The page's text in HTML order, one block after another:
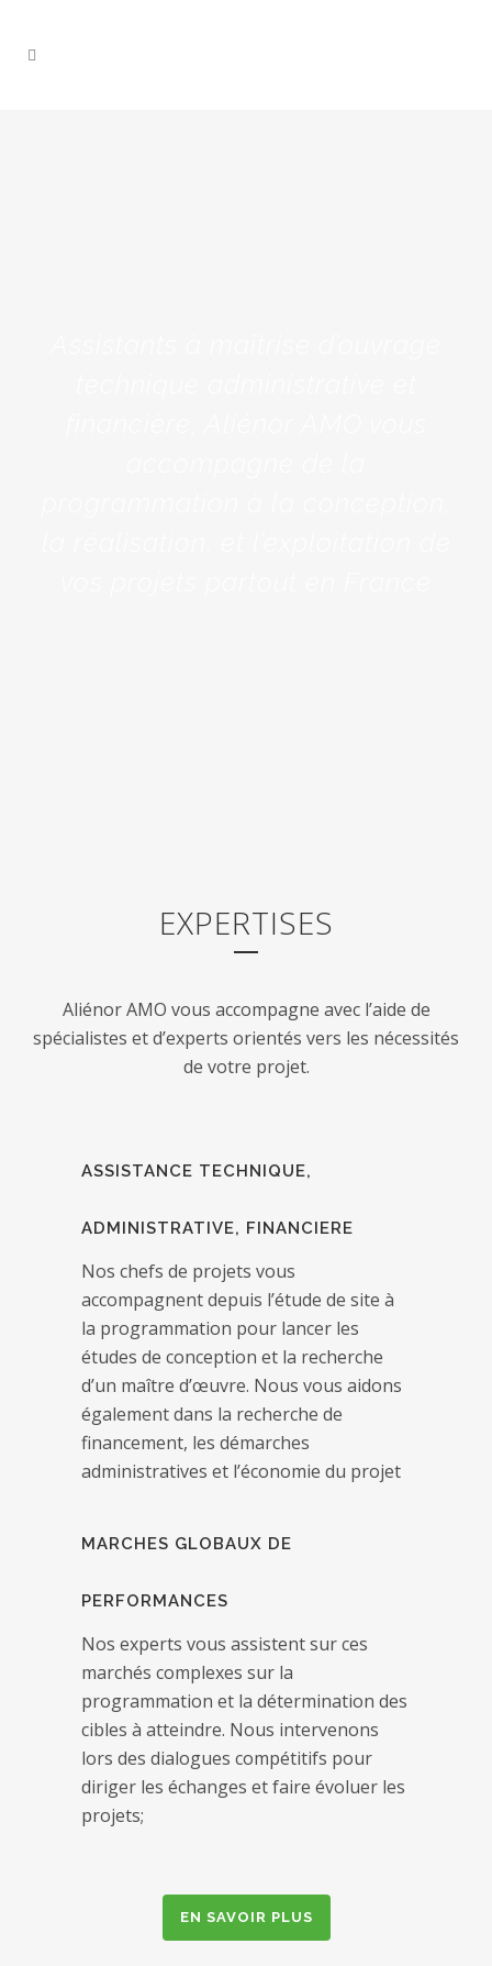
EXPERTISES
Aliénor AMO vous accompagne avec l’aide de
spécialistes et d’experts orientés vers les nécessités
de votre projet.
ASSISTANCE TECHNIQUE,
ADMINISTRATIVE, FINANCIERE
Nos chefs de projets vous
accompagnent depuis l’étude de site à
la programmation pour lancer les
études de conception et la recherche
d’un maître d’œuvre. Nous vous aidons
également dans la recherche de
financement, les démarches
administratives et l’économie du projet
MARCHES GLOBAUX DE
PERFORMANCES
Nos experts vous assistent sur ces
marchés complexes sur la
programmation et la détermination des
cibles à atteindre. Nous intervenons
lors des dialogues compétitifs pour
diriger les échanges et faire évoluer les
projets;
EN SAVOIR PLUS